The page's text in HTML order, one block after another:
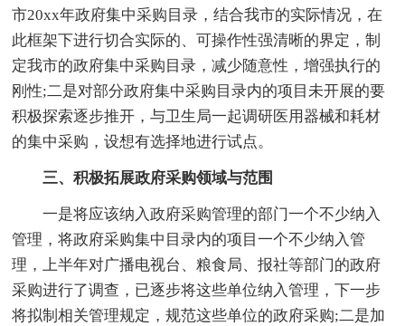
市20xx年政府集中采购目录，结合我市的实际情况，在
此框架下进行切合实际的、可操作性强清晰的界定，制
定我市的政府集中采购目录，减少随意性，增强执行的
刚性;二是对部分政府集中采购目录内的项目未开展的要
积极探索逐步推开，与卫生局一起调研医用器械和耗材
的集中采购，设想有选择地进行试点。
三、积极拓展政府采购领域与范围
一是将应该纳入政府采购管理的部门一个不少纳入
管理，将政府采购集中目录内的项目一个不少纳入管
理，上半年对广播电视台、粮食局、报社等部门的政府
采购进行了调查，已逐步将这些单位纳入管理，下一步
将拟制相关管理规定，规范这些单位的政府采购;二是加